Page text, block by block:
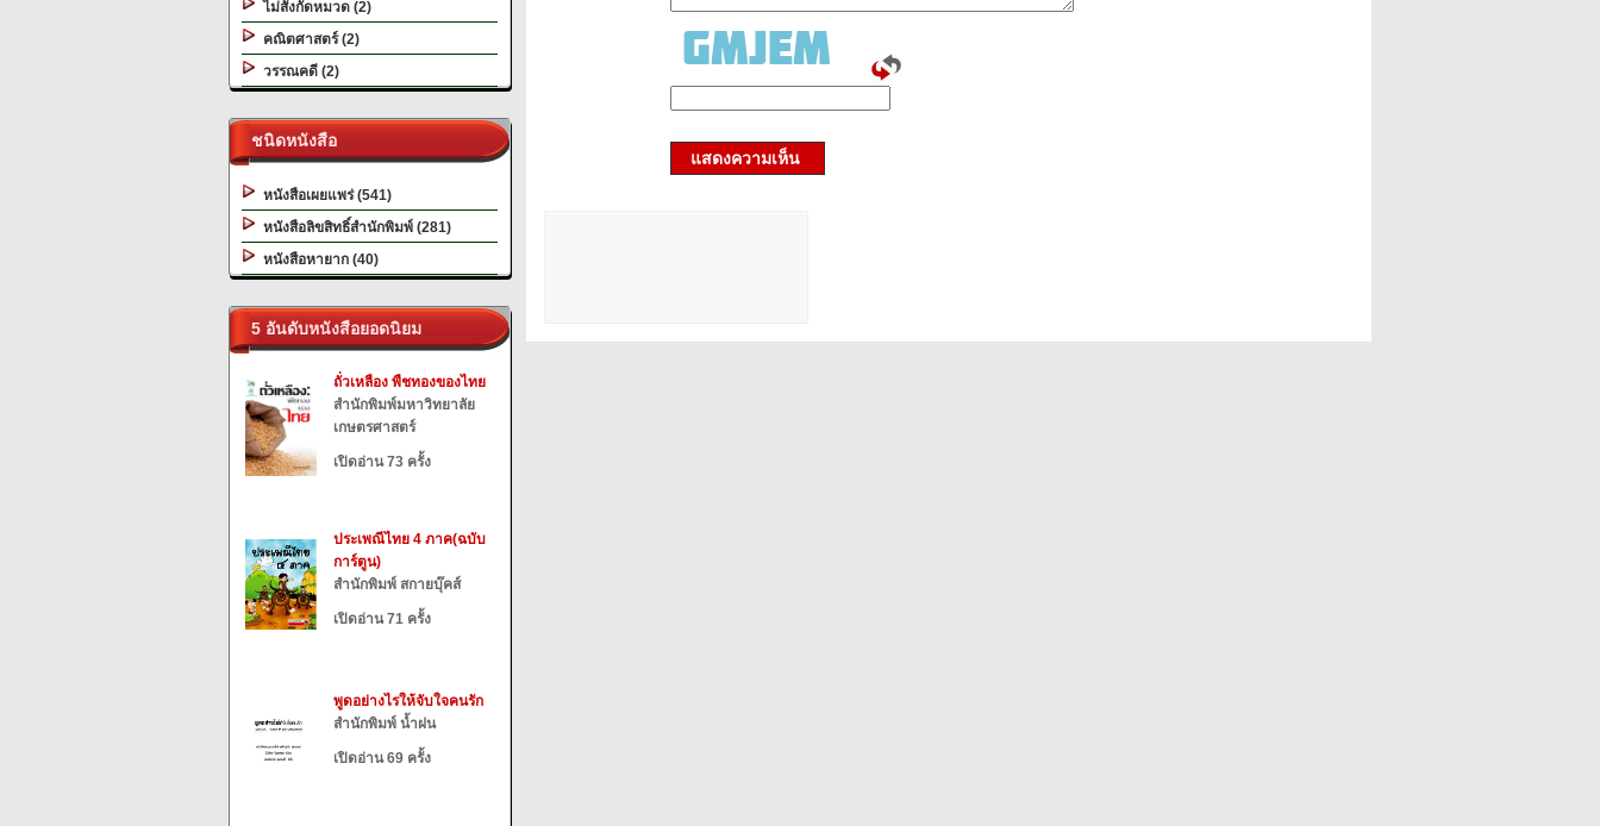
ไม่สังกัดหมวด (2)
คณิตศาสตร์ (2)
วรรณคดี (2)
ชนิดหนังสือ
หนังสือเผยแพร่ (541)
หนังสือลิขสิทธิ์สำนักพิมพ์ (281)
หนังสือหายาก (40)
5 อันดับหนังสือยอดนิยม
ถั่วเหลือง พืชทองของไทย
สำนักพิมพ์มหาวิทยาลัย
เกษตรศาสตร์
เปิดอ่าน 73 ครั้ง
ประเพณีไทย 4 ภาค(ฉบับ
การ์ตูน)
สำนักพิมพ์ สกายบุ๊คส์
เปิดอ่าน 71 ครั้ง
พูดอย่างไรให้จับใจคนรัก
สำนักพิมพ์ น้ำฝน
เปิดอ่าน 69 ครั้ง
แสดงความเห็น